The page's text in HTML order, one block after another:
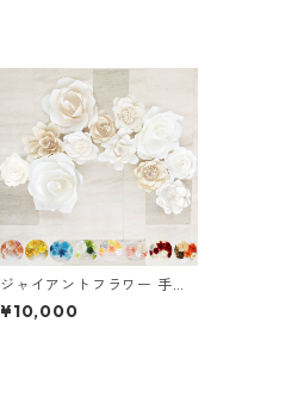
ジャイアントフラワー 手作
りキット 12点セット(13点セ
ット) ペーパーフラワー ウォ
¥10,000